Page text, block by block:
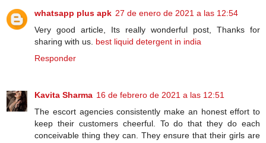
whatsapp plus apk 27 de enero de 2021 a las 12:54
Very good article, Its really wonderful post, Thanks for
sharing with us. best liquid detergent in india
Responder
Kavita Sharma 16 de febrero de 2021 a las 12:51
The escort agencies consistently make an honest effort to
keep their customers cheerful. To do that they do each
conceivable thing they can. They ensure that their girls are